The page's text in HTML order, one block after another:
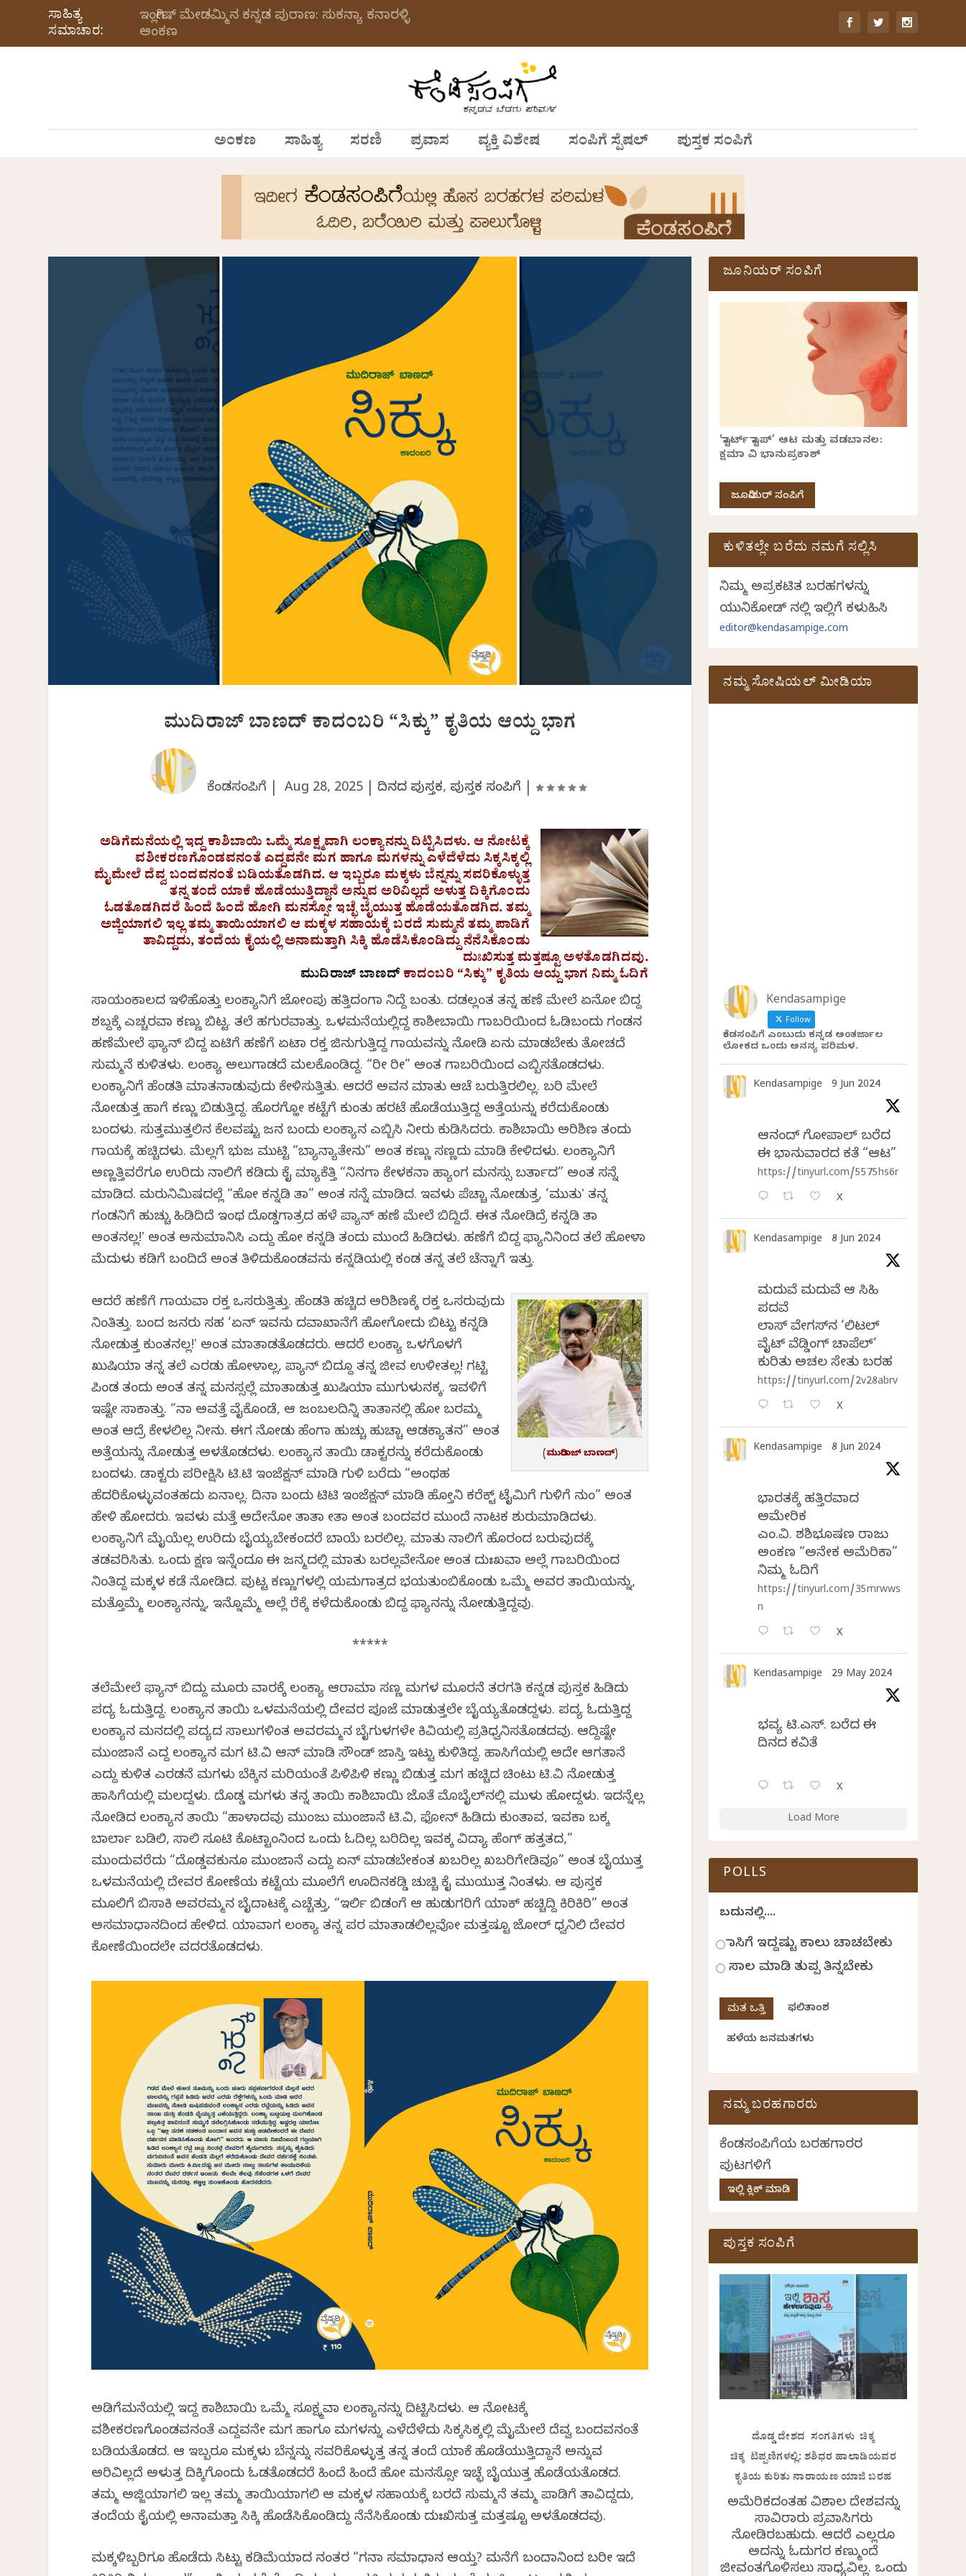
ಸಾಹಿತ್ಯ
ಸಮಾಚಾರ:
ಇಂಗ್ಲೀಷ್ ಮೇಡಮ್ಮಿನ ಕನ್ನಡ ಪುರಾಣ: ಸುಕನ್ಯಾ ಕನಾರಳ್ಳಿ
ಅಂಕಣ
ಅಂಕಣ ಸಾಹಿತ್ಯ ಸರಣಿ ಪ್ರವಾಸ ವ್ಯಕ್ತಿ ವಿಶೇಷ ಸಂಪಿಗೆ ಸ್ಪೆಷಲ್ ಪುಸ್ತಕ ಸಂಪಿಗೆ
ಮುದಿರಾಜ್‌ ಬಾಣದ್‌ ಕಾದಂಬರಿ “ಸಿಕ್ಕು” ಕೃತಿಯ ಆಯ್ದ ಭಾಗ
ಕೆಂಡಸಂಪಿಗೆ |Aug 28, 2025 |ದಿನದ ಪುಸ್ತಕ, ಪುಸ್ತಕ ಸಂಪಿಗೆ |
ಅಡಿಗೆಮನೆಯಲ್ಲಿ ಇದ್ದ ಕಾಶಿಬಾಯಿ ಒಮ್ಮೆ ಸೂಕ್ಷ್ಮವಾಗಿ ಲಂಕ್ಯಾನನ್ನು ದಿಟ್ಟಿಸಿದಳು. ಆ ನೋಟಕ್ಕೆ
ವಶೀಕರಣಗೊಂಡವನಂತೆ ಎದ್ದವನೇ ಮಗ ಹಾಗೂ ಮಗಳನ್ನು ಎಳೆದೆಳೆದು ಸಿಕ್ಕಸಿಕ್ಕಲ್ಲಿ
ಮೈಮೇಲೆ ದೆವ್ವ ಬಂದವನಂತೆ ಬಡಿಯತೊಡಗಿದ. ಆ ಇಬ್ಬರೂ ಮಕ್ಕಳು ಬೆನ್ನನ್ನು ಸವರಿಕೊಳ್ಳುತ್ತ
ತನ್ನ ತಂದೆ ಯಾಕೆ ಹೊಡೆಯುತ್ತಿದ್ದಾನೆ ಅನ್ನುವ ಅರಿವಿಲ್ಲದೆ ಅಳುತ್ತ ದಿಕ್ಕಿಗೊಂದು
ಓಡತೊಡಗಿದರೆ ಹಿಂದೆ ಹಿಂದೆ ಹೋಗಿ ಮನಸ್ಸೋ ಇಚ್ಛೆ ಬೈಯುತ್ತ ಹೊಡೆಯತೊಡಗಿದ. ತಮ್ಮ
ಅಜ್ಜಿಯಾಗಲಿ ಇಲ್ಲ ತಮ್ಮ ತಾಯಿಯಾಗಲಿ ಆ ಮಕ್ಕಳ ಸಹಾಯಕ್ಕೆ ಬರದೆ ಸುಮ್ಮನೆ ತಮ್ಮ ಪಾಡಿಗೆ
ತಾವಿದ್ದದು, ತಂದೆಯ ಕೈಯಲ್ಲಿ ಅನಾಮತ್ತಾಗಿ ಸಿಕ್ಕಿ ಹೊಡೆಸಿಕೊಂಡಿದ್ದು ನೆನೆಸಿಕೊಂಡು
ದುಃಖಿಸುತ್ತ ಮತ್ತಷ್ಟೂ ಅಳತೊಡಗಿದವು.
ಮುದಿರಾಜ್‌ ಬಾಣದ್‌ಕಾದಂಬರಿ “ಸಿಕ್ಕು” ಕೃತಿಯ ಆಯ್ದ ಭಾಗ ನಿಮ್ಮ ಓದಿಗೆ
ಸಾಯಂಕಾಲದ ಇಳಿಹೊತ್ತು ಲಂಕ್ಯಾನಿಗೆ ಜೋಂಪು ಹತ್ತಿದಂಗಾಗಿ ನಿದ್ದೆ ಬಂತು. ದಡಲ್ಲಂತ ತನ್ನ ಹಣೆ ಮೇಲೆ ಏನೋ ಬಿದ್ದ
ಶಬ್ದಕ್ಕೆ ಎಚ್ಚರವಾಗಿ ಕಣ್ಣು ಬಿಟ್ಟ. ತಲೆ ಹಗುರವಾಗಿತ್ತು. ಒಳಮನೆಯಲ್ಲಿದ್ದ ಕಾಶೀಬಾಯಿ ಗಾಬರಿಯಿಂದ ಓಡಿಬಂದು ಗಂಡನ
ಹಣೆಮೇಲೆ ಫ್ಯಾನ್ ಬಿದ್ದ ಏಟಿಗೆ ಹಣೆಗೆ ಏಟಾಗಿ ರಕ್ತ ಜಿನುಗುತ್ತಿದ್ದ ಗಾಯವನ್ನು ನೋಡಿ ಏನು ಮಾಡಬೇಕು ತೋಚದೆ
ಸುಮ್ಮನೆ ಕುಳಿತಳು. ಲಂಕ್ಯಾ ಅಲುಗಾಡದೆ ಮಲಗಿಕೊಂಡಿದ್ದ. “ರೀ ರೀ” ಅಂತ ಗಾಬರಿಯಿಂದ ಎಬ್ಬಿಸತೊಡಗಿದಳು.
ಲಂಕ್ಯಾನಿಗೆ ಹೆಂಡತಿ ಮಾತನಾಡುವುದು ಕೇಳಿಸುತ್ತಿತು. ಆದರೆ ಅವನ ಮಾತು ಆಚೆ ಬರುತ್ತಿರಲಿಲ್ಲ. ಬರಿ ಮೇಲೆ
ನೋಡುತ್ತ ಹಾಗೆ ಕಣ್ಣು ಬಿಡುತ್ತಿದ್ದ. ಹೊರಗ್ಹೋಗಿ ಕಟ್ಟೆಗೆ ಕುಂತು ಹರಟೆ ಹೊಡೆಯುತ್ತಿದ್ದ ಅತ್ತೆಯನ್ನು ಕರೆದುಕೊಂಡು
ಬಂದಳು. ಸುತ್ತಮುತ್ತಲಿನ ಕೆಲವಷ್ಟು ಜನ ಬಂದು ಲಂಕ್ಯಾನ ಎಬ್ಬಿಸಿ ನೀರು ಕುಡಿಸಿದರು. ಕಾಶಿಬಾಯಿ ಅರಿಶಿಣ ತಂದು
ಗಾಯಕ್ಕೆ ಹಚ್ಚಿದಳು. ಮೆಲ್ಲಗೆ ಭುಜ ಮುಟ್ಟಿ “ಬ್ಯಾನ್ಯಾತೇನು” ಅಂತ ಕಣ್ಣು ಸಣ್ಣದು ಮಾಡಿ ಕೇಳಿದಳು. ಲಂಕ್ಯಾನಿಗೆ
ಅಣ್ಣತ್ತಿವರೆಗೂ ಉರಿದು ನಾಲಿಗೆ ಕಡಿದು ಕೈ ಮ್ಯಾಕೆತ್ತಿ “ನಿನಗಾ ಕೇಳಕನಾ ಹ್ಯಾಂಗ ಮನಸ್ಸು ಬರ್ತಾದ” ಅಂತ ಸನ್ನೆ
ಮಾಡಿದ. ಮರುನಿಮಿಷದಲ್ಲೆ “ಹೋಗಿ ಕನ್ನಡಿ ತಾ” ಅಂತ ಸನ್ನೆ ಮಾಡಿದ. ಇವಳು ಪೆಚ್ಚಾಗಿ ನೋಡುತ್ತ, ‘ಮುಗಿತುʼ ತನ್ನ
ಗಂಡನಿಗೆ ಹುಚ್ಚು ಹಿಡಿದಿದೆ ಇಂಥ ದೊಡ್ಡಗಾತ್ರದ ಹಳೆ ಪ್ಯಾನ್ ಹಣೆ ಮೇಲೆ ಬಿದ್ದಿದೆ. ಈತ ನೋಡಿದ್ರೆ ಕನ್ನಡಿ ತಾ
ಅಂತನಲ್ಲ!ʼ ಅಂತ ಅನುಮಾನಿಸಿ ಎದ್ದು ಹೋಗಿ ಕನ್ನಡಿ ತಂದು ಮುಂದೆ ಹಿಡಿದಳು. ಹಣೆಗೆ ಬಿದ್ದ ಫ್ಯಾನಿನಿಂದ ತಲೆ ಹೋಳಾಗಿ
ಮೆದುಳು ಕಡಿಗೆ ಬಂದಿದೆ ಅಂತ ತಿಳಿದುಕೊಂಡವನು ಕನ್ನಡಿಯಲ್ಲಿ ಕಂಡ ತನ್ನ ತಲೆ ಚೆನ್ನಾಗೆ ಇತ್ತು.
(ಮುದಿರಾಜ್‌ ಬಾಣದ್‌)
ಆದರೆ ಹಣೆಗೆ ಗಾಯವಾಗಿ ರಕ್ತ ಒಸರುತ್ತಿತ್ತು. ಹೆಂಡತಿ ಹಚ್ಚಿದ ಅರಿಶಿಣಕ್ಕೆ ರಕ್ತ ಒಸರುವುದು
ನಿಂತಿತ್ತು. ಬಂದ ಜನರು ಸಹ ‘ಏನ್ ಇವನು ದವಾಖಾನೆಗೆ ಹೋಗೋದು ಬಿಟ್ಟು ಕನ್ನಡಿ
ನೋಡುತ್ತ ಕುಂತನಲ್ಲ!ʼ ಅಂತ ಮಾತಾಡತೊಡಗಿದರು. ಆದರೆ ಲಂಕ್ಯಾ ಒಳಗೊಳಗೆ
ಖುಷಿಯಾಗಿ ತನ್ನ ತಲೆ ಎರಡು ಹೋಳಾಗಿಲ್ಲ, ಪ್ಯಾನ್ ಬಿದ್ದೂ ತನ್ನ ಜೀವ ಉಳೀತಲ್ಲ! ಗಟ್ಟಿ
ಪಿಂಡ ತಂದು ಅಂತ ತನ್ನ ಮನಸ್ಸಲ್ಲೆ ಮಾತಾಡುತ್ತ ಖುಷಿಯಾಗಿ ಮುಗುಳುನಕ್ಕ. ಇವಳಿಗೆ
ಇಷ್ಟೇ ಸಾಕಾಗಿತ್ತು. “ನಾ ಅವತ್ತೆ ವೈಕೊಂಡೆ, ಆ ಜಂಬಲದಿನ್ನಿ ತಾತಾನಲ್ಲಿ ಹೋಗಿ ಬರಮ್ಮ
ಅಂತ ಆದ್ರೆ ಕೇಳಲಿಲ್ಲ ನೀನು. ಈಗ ನೋಡು ಹೆಂಗಾ ಹುಚ್ಚು ಹುಚ್ಚಾಗಿ ಆಡಕ್ಯಾತನ” ಅಂತ
ಅತ್ತೆಯನ್ನು ನೋಡುತ್ತ ಅಳತೊಡಗಿದಳು. ಲಂಕ್ಯಾನ ತಾಯಿ ಡಾಕ್ಟರನ್ನು ಕರೆದುಕೊಂಡು
ಬಂದಳು. ಡಾಕ್ಟರು ಪರೀಕ್ಷಿಸಿ ಟಿ.ಟಿ ಇಂಜೆಕ್ಷನ್ ಮಾಡಿ ಗುಳಿಗಿ ಬರೆದು “ಅಂಥಹ
ಹೆದರಿಕೊಳ್ಳುವಂತಹದು ಏನಾಗಿಲ್ಲ. ದಿನಾ ಬಂದು ಟಿಟಿ ಇಂಜೆಕ್ಷನ್ ಮಾಡಿ ಹೋಗ್ತಿನಿ ಕರೆಕ್ಟ್ ಟೈಮಿಗೆ ಗುಳಿಗೆ ನುಂಗಿ” ಅಂತ
ಹೇಳಿ ಹೋದರು. ಇವಳು ಮತ್ತೆ ಅದೇನೋ ತಾತಾ ಗೀತಾ ಅಂತ ಬಂದವರ ಮುಂದೆ ನಾಟಕ ಶುರುಮಾಡಿದಳು.
ಲಂಕ್ಯಾನಿಗೆ ಮೈಯೆಲ್ಲ ಉರಿದು ಬೈಯ್ಯಬೇಕಂದರೆ ಬಾಯೆ ಬರಲಿಲ್ಲ. ಮಾತು ನಾಲಿಗೆ ಹೊರಗಿಂದ ಬರುವುದಕ್ಕೆ
ತಡವರಿಸಿತು. ಒಂದು ಕ್ಷಣ ಇನ್ನೆಂದೂ ಈ ಜನ್ಮದಲ್ಲಿ ಮಾತು ಬರಲ್ಲವೇನೋ ಅಂತ ದುಃಖವಾಗಿ ಅಲ್ಲೆ ಗಾಬರಿಯಿಂದ
ನಿಂತಿದ್ದ ಮಕ್ಕಳ ಕಡೆ ನೋಡಿದ. ಪುಟ್ಟ ಕಣ್ಣುಗಳಲ್ಲಿ ಯಮಗಾತ್ರದ ಭಯತುಂಬಿಕೊಂಡು ಒಮ್ಮೆ ಅವರ ತಾಯಿಯನ್ನು,
ಮತ್ತೊಮ್ಮೆ ಲಂಕ್ಯಾನನ್ನು, ಇನ್ನೊಮ್ಮೆ ಅಲ್ಲೆ ರೆಕ್ಕೆ ಕಳೆದುಕೊಂಡು ಬಿದ್ದ ಫ್ಯಾನನ್ನು ನೋಡುತ್ತಿದ್ದವು.
*****
ತಲೆಮೇಲೆ ಫ್ಯಾನ್ ಬಿದ್ದು ಮೂರು ವಾರಕ್ಕೆ ಲಂಕ್ಯಾ ಆರಾಮಾಗಿ ಸಣ್ಣ ಮಗಳ ಮೂರನೆ ತರಗತಿ ಕನ್ನಡ ಪುಸ್ತಕ ಹಿಡಿದು
ಪದ್ಯ ಓದುತ್ತಿದ್ದ. ಲಂಕ್ಯಾನ ತಾಯಿ ಒಳಮನೆಯಲ್ಲಿ ದೇವರ ಪೂಜೆ ಮಾಡುತ್ತಲೇ ಬೈಯ್ಯತೊಡಗಿದ್ದಳು. ಪದ್ಯ ಓದುತ್ತಿದ್ದ
ಲಂಕ್ಯಾನ ಮನದಲ್ಲಿ ಪದ್ಯದ ಸಾಲುಗಳಿಗಿಂತ ಅವರಮ್ಮನ ಬೈಗುಳಗಳೇ ಕಿವಿಯಲ್ಲಿ ಪ್ರತಿಧ್ವನಿಸತೊಡಗಿದವು. ಆಗಿದ್ದಿಷ್ಟೇ
ಮುಂಜಾನೆ ಎದ್ದ ಲಂಕ್ಯಾನ ಮಗ ಟಿ.ವಿ ಆನ್ ಮಾಡಿ ಸೌಂಡ್ ಜಾಸ್ತಿ ಇಟ್ಟು ಕುಳಿತಿದ್ದ. ಹಾಸಿಗೆಯಲ್ಲಿ ಅದೇ ಆಗತಾನೆ
ಎದ್ದು ಕುಳಿತ ಎರಡನೆ ಮಗಳು ಬೆಕ್ಕಿನ ಮರಿಯಂತೆ ಪಿಳಿಪಿಳಿ ಕಣ್ಣು ಬಿಡುತ್ತ ಮಗ ಹಚ್ಚಿದ ಚಿಂಟು ಟಿ.ವಿ ನೋಡುತ್ತ
ಹಾಸಿಗೆಯಲ್ಲಿ ಮಲಗಿದ್ದಳು. ದೊಡ್ಡ ಮಗಳು ತನ್ನ ತಾಯಿ ಕಾಶಿಬಾಯಿ ಜೊತೆ ಮೊಬೈಲ್‌ನಲ್ಲಿ ಮುಳುಗಿ ಹೋಗಿದ್ದಳು. ಇದನ್ನೆಲ್ಲ
ನೋಡಿದ ಲಂಕ್ಯಾನ ತಾಯಿ “ಹಾಳಾದವು ಮುಂಜು ಮುಂಜಾನೆ ಟಿ.ವಿ, ಫೋನ್ ಹಿಡಿದು ಕುಂತಾವ, ಇವಕಾ ಬಕ್ಕ
ಬಾರ್ಲಾ ಬಡಿಲಿ, ಸಾಲಿ ಸೂಟಿ ಕೊಟ್ಟಾಂಗಿನಿಂದ ಒಂದು ಓದಿಲ್ಲ ಬರಿದಿಲ್ಲ ಇವಕ್ಕ ವಿದ್ಯಾ ಹೆಂಗ್ ಹತ್ತತದ,”
ಮುಂದುವರೆದು “ದೊಡ್ಡವಕುನೂ ಮುಂಜಾನೆ ಎದ್ದು ಏನ್ ಮಾಡಬೇಕಂತ ಖಬರಿಲ್ಲ ಖಬರಿಗೇಡಿವೂ” ಅಂತ ಬೈಯುತ್ತ
ಒಳಮನೆಯಲ್ಲಿ ದೇವರ ಕೋಣೆಯ ಕಟ್ಟೆಯ ಮೂಲೆಗೆ ಊದಿನಕಡ್ಡಿ ಚುಚ್ಚಿ ಕೈ ಮುಗಿಯುತ್ತ ನಿಂತಳು. ಆ ಪುಸ್ತಕ
ಮೂಲಿಗೆ ಬಿಸಾಕಿ ಅವರಮ್ಮನ ಬೈದಾಟಕ್ಕೆ ಎಚ್ಚೆತ್ತು, “ಇರ್ಲಿ ಬಿಡಂಗೆ ಆ ಹುಡುಗರಿಗೆ ಯಾಕ್ ಹಚ್ಚಿದ್ದಿ ಕಿರಿಕಿರಿ” ಅಂತ
ಅಸಮಾಧಾನದಿಂದ ಹೇಳಿದ. ಯಾವಾಗ ಲಂಕ್ಯಾ ತನ್ನ ಪರ ಮಾತಾಡಲಿಲ್ಲವೋ ಮತ್ತಷ್ಟೂ ಜೋರ್ ಧ್ವನಿಲಿ ದೇವರ
ಕೋಣೆಯಿಂದಲೇ ವದರತೊಡಗಿದಳು.
ಅಡಿಗೆಮನೆಯಲ್ಲಿ ಇದ್ದ ಕಾಶಿಬಾಯಿ ಒಮ್ಮೆ ಸೂಕ್ಷ್ಮವಾಗಿ ಲಂಕ್ಯಾನನ್ನು ದಿಟ್ಟಿಸಿದಳು. ಆ ನೋಟಕ್ಕೆ
ವಶೀಕರಣಗೊಂಡವನಂತೆ ಎದ್ದವನೇ ಮಗ ಹಾಗೂ ಮಗಳನ್ನು ಎಳೆದೆಳೆದು ಸಿಕ್ಕಸಿಕ್ಕಲ್ಲಿ ಮೈಮೇಲೆ ದೆವ್ವ ಬಂದವನಂತೆ
ಬಡಿಯತೊಡಗಿದ. ಆ ಇಬ್ಬರೂ ಮಕ್ಕಳು ಬೆನ್ನನ್ನು ಸವರಿಕೊಳ್ಳುತ್ತ ತನ್ನ ತಂದೆ ಯಾಕೆ ಹೊಡೆಯುತ್ತಿದ್ದಾನೆ ಅನ್ನುವ
ಅರಿವಿಲ್ಲದೆ ಅಳುತ್ತ ದಿಕ್ಕಿಗೊಂದು ಓಡತೊಡಗಿದರೆ ಹಿಂದೆ ಹಿಂದೆ ಹೋಗಿ ಮನಸ್ಸೋ ಇಚ್ಛೆ ಬೈಯುತ್ತ ಹೊಡೆಯತೊಡಗಿದ.
ತಮ್ಮ ಅಜ್ಜಿಯಾಗಲಿ ಇಲ್ಲ ತಮ್ಮ ತಾಯಿಯಾಗಲಿ ಆ ಮಕ್ಕಳ ಸಹಾಯಕ್ಕೆ ಬರದೆ ಸುಮ್ಮನೆ ತಮ್ಮ ಪಾಡಿಗೆ ತಾವಿದ್ದದು,
ತಂದೆಯ ಕೈಯಲ್ಲಿ ಅನಾಮತ್ತಾಗಿ ಸಿಕ್ಕಿ ಹೊಡೆಸಿಕೊಂಡಿದ್ದು ನೆನೆಸಿಕೊಂಡು ದುಃಖಿಸುತ್ತ ಮತ್ತಷ್ಟೂ ಅಳತೊಡಗಿದವು.
ಮಕ್ಕಳಿಬ್ಬರಿಗೂ ಹೊಡೆದು ಸಿಟ್ಟು ಕಡಿಮೆಯಾದ ನಂತರ “ಗನಾ ಸಮಾಧಾನ ಆಯ್ತ? ಮನೆಗೆ ಬಂದಾಗಿನಿಂದ ಬರೀ ಇದೆ
ಜೂನಿಯರ್ ಸಂಪಿಗೆ
‘ಸ್ಟಾರ್ಟ್ ಸ್ಟಾಪ್’ ಆಟ ಮತ್ತು ವಡಬಾನಲ:
ಕ್ಷಮಾ ವಿ ಭಾನುಪ್ರಕಾಶ್
ಜೂನಿಯರ್ ಸಂಪಿಗೆ
ಕುಳಿತಲ್ಲೇ ಬರೆದು ನಮಗೆ ಸಲ್ಲಿಸಿ
ನಿಮ್ಮ ಅಪ್ರಕಟಿತ ಬರಹಗಳನ್ನು
ಯುನಿಕೋಡ್ ನಲ್ಲಿ ಇಲ್ಲಿಗೆ ಕಳುಹಿಸಿ
editor@kendasampige.com
ನಮ್ಮ ಸೋಷಿಯಲ್‌ ಮೀಡಿಯಾ
Kendasampige
Follow
ಕೆಂಡಸಂಪಿಗೆ ಎಂಬುದು ಕನ್ನಡ ಅಂತರ್ಜಾಲ
ಲೋಕದ ಒಂದು ಅನನ್ಯ ಪರಿಮಳ.
Kendasampige 9 Jun 2024
ಆನಂದ್‌ ಗೋಪಾಲ್‌ ಬರೆದ
ಈ ಭಾನುವಾರದ ಕತೆ “ಆಟ”
https://tinyurl.com/5575hs6r
X
Kendasampige 8 Jun 2024
ಮದುವೆ ಮದುವೆ ಆ ಸಿಹಿ
ಪದವೆ
ಲಾಸ್‌ ವೇಗಸ್‌ನ ‘ಲಿಟಲ್
ವೈಟ್ ವೆಡ್ಡಿಂಗ್ ಚಾಪೆಲ್’
ಕುರಿತು ಅಚಲ ಸೇತು ಬರಹ
https://tinyurl.com/2v28abrv
X
Kendasampige 8 Jun 2024
ಭಾರತಕ್ಕೆ ಹತ್ತಿರವಾದ
ಅಮೇರಿಕ
ಎಂ.ವಿ. ಶಶಿಭೂಷಣ ರಾಜು
ಅಂಕಣ “ಅನೇಕ ಅಮೆರಿಕಾ”
ನಿಮ್ಮ ಓದಿಗೆ
https://tinyurl.com/35mrwws
n
X
Kendasampige 29 May 2024
ಭವ್ಯ ಟಿ.ಎಸ್. ಬರೆದ ಈ
ದಿನದ ಕವಿತೆ
X
Load More
POLLS
ಬದುಕಿನಲ್ಲಿ....
ಹಾಸಿಗೆ ಇದ್ದಷ್ಟು ಕಾಲು ಚಾಚಬೇಕು
ಸಾಲ ಮಾಡಿ ತುಪ್ಪ ತಿನ್ನಬೇಕು
ಫಲಿತಾಂಶ
ಹಳೆಯ ಜನಮತಗಳು
ನಮ್ಮ ಬರಹಗಾರರು
ಕೆಂಡಸಂಪಿಗೆಯ ಬರಹಗಾರರ
ಪುಟಗಳಿಗೆ
ಇಲ್ಲಿ ಕ್ಲಿಕ್ ಮಾಡಿ
ಪುಸ್ತಕ ಸಂಪಿಗೆ
ದೊಡ್ಡ ದೇಶದ ಸಂಗತಿಗಳು ಚಿಕ್ಕ
ಚಿಕ್ಕ ಟಿಪ್ಪಣಿಗಳಲ್ಲಿ: ಶಶಿಧರ ಹಾಲಾಡಿಯವರ
ಕೃತಿಯ ಕುರಿತು ನಾರಾಯಣ ಯಾಜಿ ಬರಹ
ಅಮೆರಿಕದಂತಹ ವಿಶಾಲ ದೇಶವನ್ನು
ಸಾವಿರಾರು ಪ್ರವಾಸಿಗರು
ನೋಡಿರಬಹುದು. ಆದರೆ ಎಲ್ಲರೂ
ಅದನ್ನು ಓದುಗರ ಕಣ್ಮುಂದೆ
ಜೀವಂತಗೊಳಿಸಲು ಸಾಧ್ಯವಿಲ್ಲ. ಒಂದು